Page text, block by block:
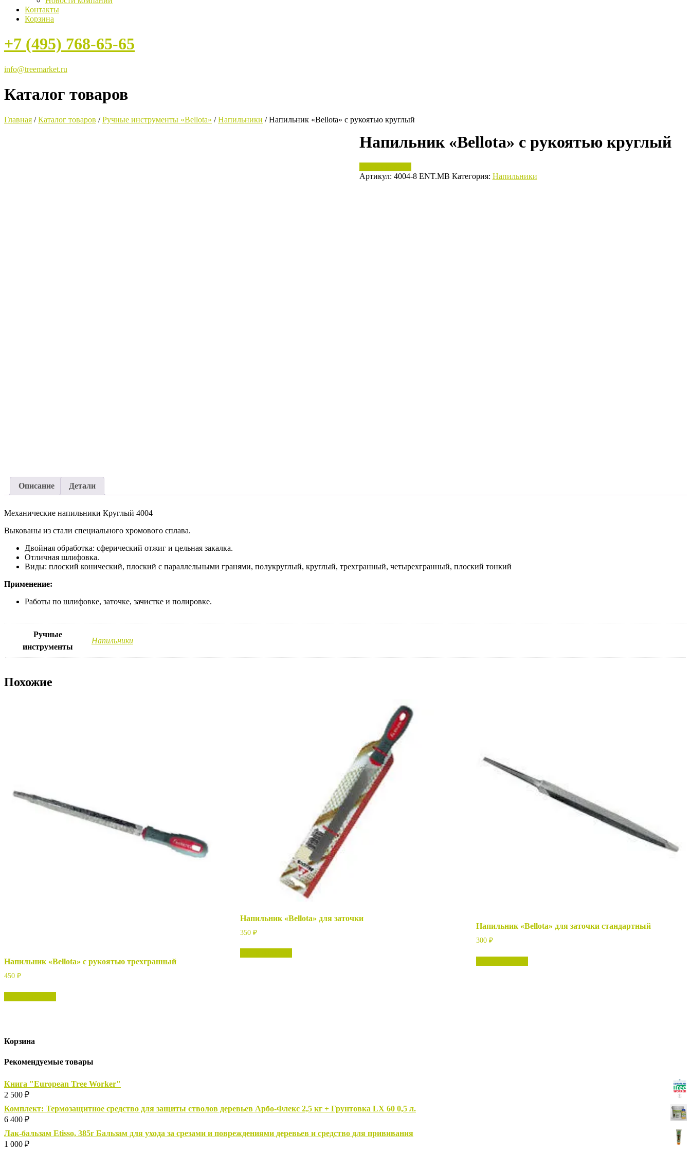
Контакты
Корзина
+7 (495) 768-65-65
info@treemarket.ru
Каталог товаров
Главная /Каталог товаров /Ручные инструменты «Bellota» /Напильники / Напильник «Bellota» с рукоятью круглый
Напильник «Bellota» с рукоятью круглый
Артикул: 4004-8 ENT.MB Категория: Напильники
Описание Детали
Механические напильники Круглый 4004
Выкованы из стали специального хромового сплава.
Двойная обработка: сферический отжиг и цельная закалка.
Отличная шлифовка.
Виды: плоский конический, плоский с параллельными гранями, полукруглый, круглый, трехгранный, четырехгранный, плоский тонкий
Применение:
Работы по шлифовке, заточке, зачистке и полировке.
Ручные
инструменты
Напильники
Похожие
Напильник «Bellota» с рукоятью трехгранный
450 ₽
Напильник «Bellota» для заточки
350 ₽
Напильник «Bellota» для заточки стандартный
300 ₽
Корзина
Рекомендуемые товары
Книга "European Tree Worker"
2 500 ₽
Комплект: Термозащитное средство для защиты стволов деревьев Арбо-Флекс 2,5 кг + Грунтовка LX 60 0,5 л.
6 400 ₽
Лак-бальзам Etisso, 385г Бальзам для ухода за срезами и повреждениями деревьев и средство для прививания
1 000 ₽